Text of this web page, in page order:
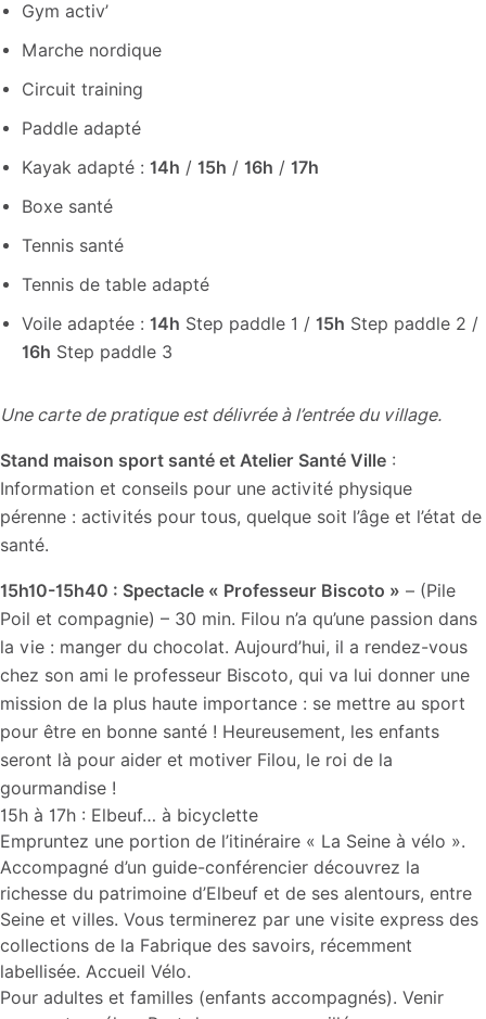
Gym activ’
Marche nordique
Circuit training
Paddle adapté
Kayak adapté : 14h / 15h / 16h / 17h
Boxe santé
Tennis santé
Tennis de table adapté
Voile adaptée : 14h Step paddle 1 / 15h Step paddle 2 /
16h Step paddle 3
Une carte de pratique est délivrée à l’entrée du village.
Stand maison sport santé et Atelier Santé Ville :
Information et conseils pour une activité physique
pérenne : activités pour tous, quelque soit l’âge et l’état de
santé.
15h10-15h40 : Spectacle « Professeur Biscoto » – (Pile
Poil et compagnie) – 30 min. Filou n’a qu’une passion dans
la vie : manger du chocolat. Aujourd’hui, il a rendez-vous
chez son ami le professeur Biscoto, qui va lui donner une
mission de la plus haute importance : se mettre au sport
pour être en bonne santé ! Heureusement, les enfants
seront là pour aider et motiver Filou, le roi de la
gourmandise !
15h à 17h : Elbeuf… à bicyclette
Empruntez une portion de l’itinéraire « La Seine à vélo ».
Accompagné d’un guide-conférencier découvrez la
richesse du patrimoine d’Elbeuf et de ses alentours, entre
Seine et villes. Vous terminerez par une visite express des
collections de la Fabrique des savoirs, récemment
labellisée. Accueil Vélo.
Pour adultes et familles (enfants accompagnés). Venir